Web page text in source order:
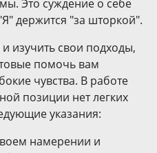
Это суждение о себе
держится "за шторкой".
изучить свои подходы,
помочь вам
чувства. В работе
позиции нет легких
указания:
намерении и